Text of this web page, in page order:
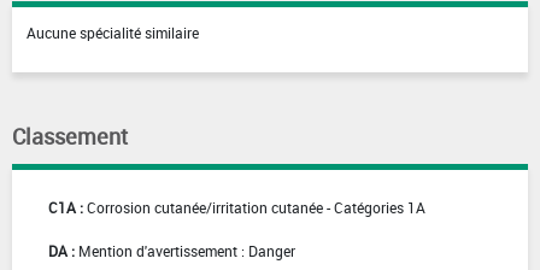
Aucune spécialité similaire
Classement
C1A :Corrosion cutanée/irritation cutanée - Catégories 1A
DA : Mention d'avertissement : Danger